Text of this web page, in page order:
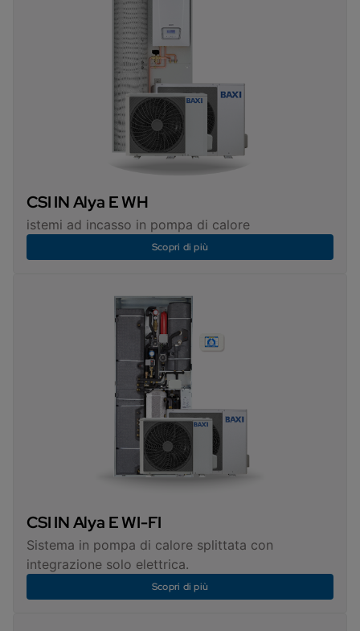
CSI IN Alya E WH
istemi ad incasso in pompa di calore
Scopri di più
CSI IN Alya E WI-FI
Sistema in pompa di calore splittata con
integrazione solo elettrica.
Scopri di più